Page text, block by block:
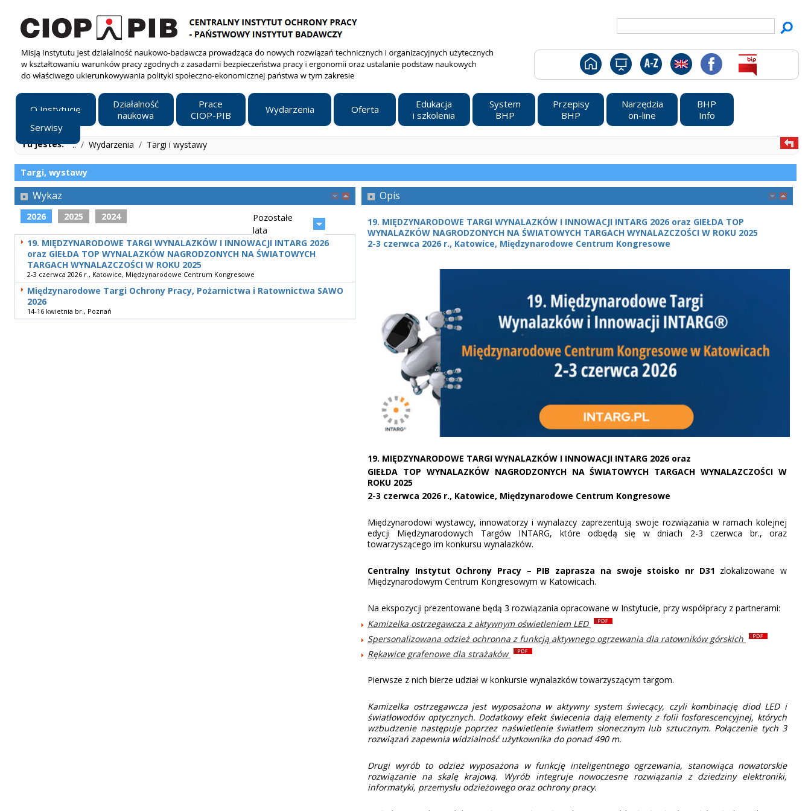
O Instytucie
Działalność
naukowa
Prace
CIOP-PIB
Wydarzenia Oferta
Edukacja
i szkolenia
System
BHP
Przepisy
BHP
Narzędzia
on-line
BHP
Info
Serwisy
Tu jesteś: ../ Wydarzenia / Targi i wystawy
Targi, wystawy
Wykaz
2026 2025 2024
Pozostałe
lata
19. MIĘDZYNARODOWE TARGI WYNALAZKÓW I INNOWACJI INTARG 2026
oraz GIEŁDA TOP WYNALAZKÓW NAGRODZONYCH NA ŚWIATOWYCH
TARGACH WYNALAZCZOŚCI W ROKU 2025
2-3 czerwca 2026 r., Katowice, Międzynarodowe Centrum Kongresowe
Międzynarodowe Targi Ochrony Pracy, Pożarnictwa i Ratownictwa SAWO
2026
14-16 kwietnia br., Poznań
Opis
19. MIĘDZYNARODOWE TARGI WYNALAZKÓW I INNOWACJI INTARG 2026 oraz GIEŁDA TOP
WYNALAZKÓW NAGRODZONYCH NA ŚWIATOWYCH TARGACH WYNALAZCZOŚCI W ROKU 2025
2-3 czerwca 2026 r., Katowice, Międzynarodowe Centrum Kongresowe
19. MIĘDZYNARODOWE TARGI WYNALAZKÓW I INNOWACJI INTARG 2026 oraz
GIEŁDA TOP WYNALAZKÓW NAGRODZONYCH NA ŚWIATOWYCH TARGACH WYNALAZCZOŚCI W
ROKU 2025
2-3 czerwca 2026 r., Katowice, Międzynarodowe Centrum Kongresowe
Międzynarodowi wystawcy, innowatorzy i wynalazcy zaprezentują swoje rozwiązania w ramach kolejnej
edycji Międzynarodowych Targów INTARG, które odbędą się w dniach 2-3 czerwca br., oraz
towarzyszącego im konkursu wynalazków.
Centralny Instytut Ochrony Pracy – PIB zaprasza na swoje stoisko nr D31 zlokalizowane w
Międzynarodowym Centrum Kongresowym w Katowicach.
Na ekspozycji prezentowane będą 3 rozwiązania opracowane w Instytucie, przy współpracy z partnerami:
Kamizelka ostrzegawcza z aktywnym oświetleniem LED
Spersonalizowana odzież ochronna z funkcją aktywnego ogrzewania dla ratowników górskich
Rękawice grafenowe dla strażaków
Pierwsze z nich bierze udział w konkursie wynalazków towarzyszącym targom.
Kamizelka ostrzegawcza jest wyposażona w aktywny system świecący, czyli kombinację diod LED i
światłowodów optycznych. Dodatkowy efekt świecenia dają elementy z folii fosforescencyjnej, których
wzbudzenie następuje poprzez naświetlenie światłem słonecznym lub sztucznym. Połączenie tych 3
rozwiązań zapewnia widzialność użytkownika do ponad 490 m.
Drugi wyrób to odzież wyposażona w funkcję inteligentnego ogrzewania, stanowiąca nowatorskie
rozwiązanie na skalę krajową. Wyrób integruje nowoczesne rozwiązania z dziedziny elektroniki,
informatyki, przemysłu odzieżowego oraz ochrony pracy.